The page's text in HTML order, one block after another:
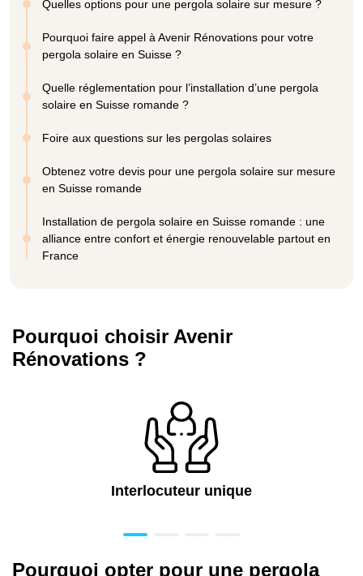
Quelles options pour une pergola solaire sur mesure ?
Pourquoi faire appel à Avenir Rénovations pour votre
pergola solaire en Suisse ?
Quelle réglementation pour l’installation d’une pergola
solaire en Suisse romande ?
Foire aux questions sur les pergolas solaires
Obtenez votre devis pour une pergola solaire sur mesure
en Suisse romande
Installation de pergola solaire en Suisse romande : une
alliance entre confort et énergie renouvelable partout en
France
Pourquoi choisir Avenir
Rénovations ?
Interlocuteur unique
Pourquoi opter pour une pergola